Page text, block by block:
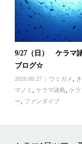
9/27（日） ケラマ
ブログ☆
2020.09.27 ウミガメ
マノミ
ケラマ諸島
ケラ
ー
ファンダイブ